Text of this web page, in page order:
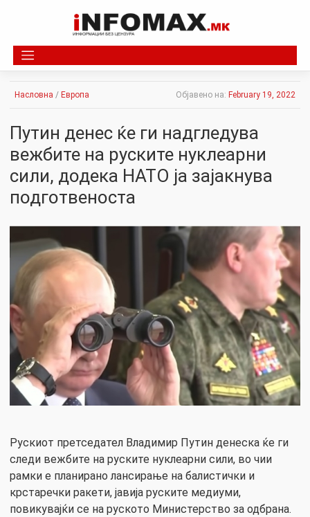
Насловна / Европа Објавено на: February 19, 2022
Путин денес ќе ги надгледува
вежбите на руските нуклеарни
сили, додека НАТО ја зајакнува
подготвеноста
Рускиот претседател Владимир Путин денеска ќе ги
следи вежбите на руските нуклеарни сили, во чии
рамки е планирано лансирање на балистички и
крстаречки ракети, јавија руските медиуми,
повикувајќи се на руското Министерство за одбрана.